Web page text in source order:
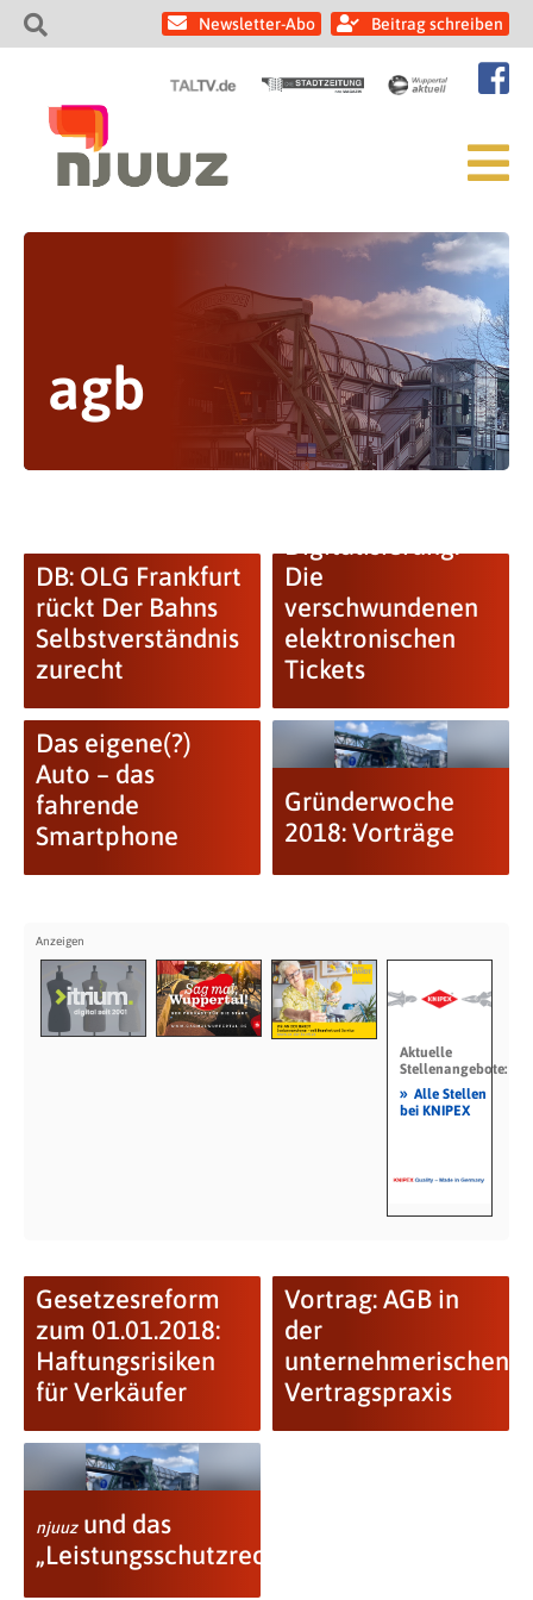
Newsletter-Abo Beitrag schreiben
agb
DB: OLG Frankfurt
rückt Der Bahns
Selbstverständnis
zurecht
Die
verschwundenen
elektronischen
Tickets
Das eigene(?)
Auto – das
fahrende
Smartphone
Gründerwoche
2018: Vorträge
Aktuelle
Stellenangebote:
» Alle Stellen
bei KNIPEX
Gesetzesreform
zum 01.01.2018:
Haftungsrisiken
für Verkäufer
Vortrag: AGB in
der
unternehmerischen
Vertragspraxis
njuuzund das
„Leistungsschutzrecht“